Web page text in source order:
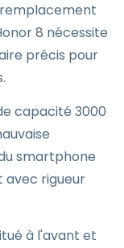
remplacement
8 nécessite
précis pour
capacité 3000
smartphone
avec rigueur
à l'avant et